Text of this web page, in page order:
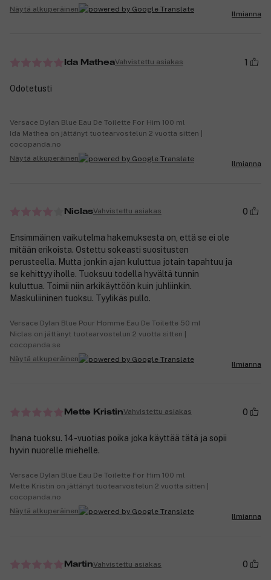
Näytä alkuperäinen
Ilmianna
Ida MatheaVahvistettu asiakas 1
Odotetusti
Versace Dylan Blue Eau De Toilette For Him 100 ml
Ida Mathea on jättänyt tuotearvostelun 2 vuotta sitten |
cocopanda.no
Näytä alkuperäinen
Ilmianna
NiclasVahvistettu asiakas 0
Ensimmäinen vaikutelma hakemuksesta on, että se ei ole
mitään erikoista. Ostettu sokeasti suositusten
perusteella. Mutta jonkin ajan kuluttua jotain tapahtuu ja
se kehittyy iholle. Tuoksuu todella hyvältä tunnin
kuluttua. Toimii niin arkikäyttöön kuin juhliinkin.
Maskuliininen tuoksu. Tyylikäs pullo.
Versace Dylan Blue Pour Homme Eau De Toilette 50 ml
Niclas on jättänyt tuotearvostelun 2 vuotta sitten |
cocopanda.se
Näytä alkuperäinen
Ilmianna
Mette KristinVahvistettu asiakas 0
Ihana tuoksu. 14-vuotias poika joka käyttää tätä ja sopii
hyvin nuorelle miehelle.
Versace Dylan Blue Eau De Toilette For Him 100 ml
Mette Kristin on jättänyt tuotearvostelun 2 vuotta sitten |
cocopanda.no
Näytä alkuperäinen
Ilmianna
MartinVahvistettu asiakas 0